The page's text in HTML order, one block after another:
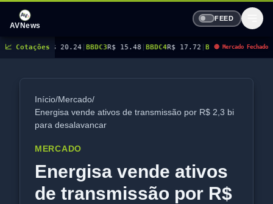
AVNews
FEED
📈 Cotações
R$ 20.24|BBDC3R$ 15.48|BBDC4R$ 17.72|BBSE3R$ 41.08| BEES3R$ 8.77
🔴 Mercado Fechado
Início/Mercado/
Energisa vende ativos de transmissão por R$ 2,3 bi
para desalavancar
MERCADO
Energisa vende ativos
de transmissão por R$